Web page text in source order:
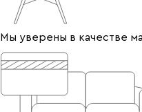
Мы уверены в качестве